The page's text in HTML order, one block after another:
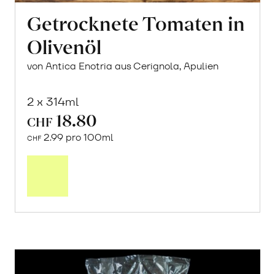
Getrocknete Tomaten in
Olivenöl
von Antica Enotria aus Cerignola, Apulien
2 x 314ml
CHF 18.80
CHF 2.99 pro 100ml